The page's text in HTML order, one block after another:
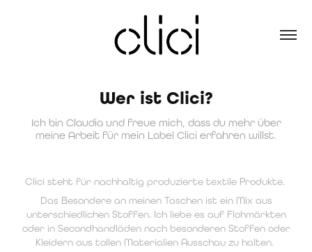
Wer ist Clici?
Ich bin Claudia und freue mich, dass du mehr über
meine Arbeit für mein Label Clici erfahren willst.
Clici steht für nachhaltig produzierte textile Produkte.
Das Besondere an meinen Taschen ist ein Mix aus
unterschiedlichen Stoffen. Ich liebe es auf Flohmärkten
oder in Secondhandläden nach besonderen Stoffen oder
Kleidern aus tollen Materialien Ausschau zu halten.